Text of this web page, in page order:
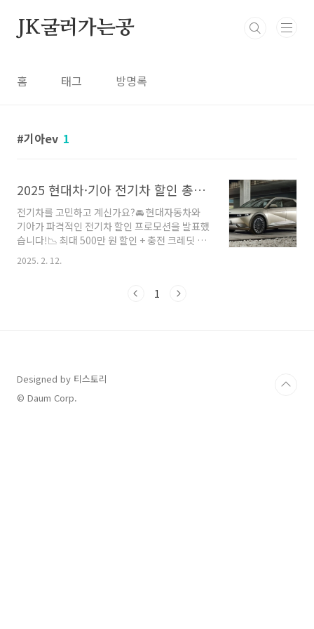
JK굴러가는공
홈 태그 방명록
기아ev 1
2025 현대차·기아 전기차 할인 총정리! 실구매가 & 혜택 비교
전기차를 고민하고 계신가요?🚘 현대자동차와
기아가 파격적인 전기차 할인 프로모션을 발표했
습니다!📉 최대 500만 원 할인 + 충전 크레딧 혜
택까지!🔍 어떤 차종이 얼마나 할인되는지?💰 실
구매가는 얼마인지?📢 2025년 전기차 구매 혜택
기차 할인 혜택 총정리!🚘 현대차는 9개 전기차
트릭100만 원GV60 (제네시스)300만 원G80 전
동화 모델차량 가격의 5% 할인 💡 추가 혜택:✔️
2025. 2. 12.
1
Designed by 티스토리
© Daum Corp.